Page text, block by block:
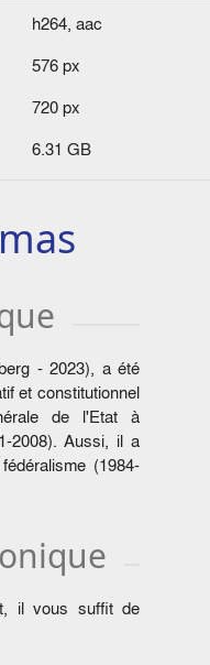
h264, aac
576 px
720 px
6.31 GB
- 2023), a été
et constitutionnel
de l'Etat à
2008). Aussi, il a
(1984-
il vous suffit de